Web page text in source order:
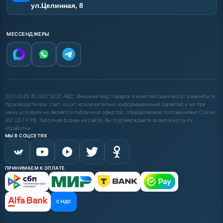
ул.Целинная, 8
МЕССЕНДЖЕРЫ
2017-2025 © ООО "ШОП АВД". Внешний вид товаров и комплектация могут изменяться
производителем. Сайт носит исключительно информационный характер и ни при
каких условиях не является публичной офертой, определяемой положениями Статьи
437 (2) ГК РФ. Заполняя формы на сайте, Вы подтверждаете возможность их
обработки.
МЫ В СОЦСЕТЯХ
ПРИНИМАЕМ К ОПЛАТЕ
С НДС